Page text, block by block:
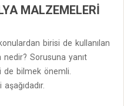
MALZEMELERI
birisi de kullanılan
Sorusuna yanıt
de bilmek önemli.